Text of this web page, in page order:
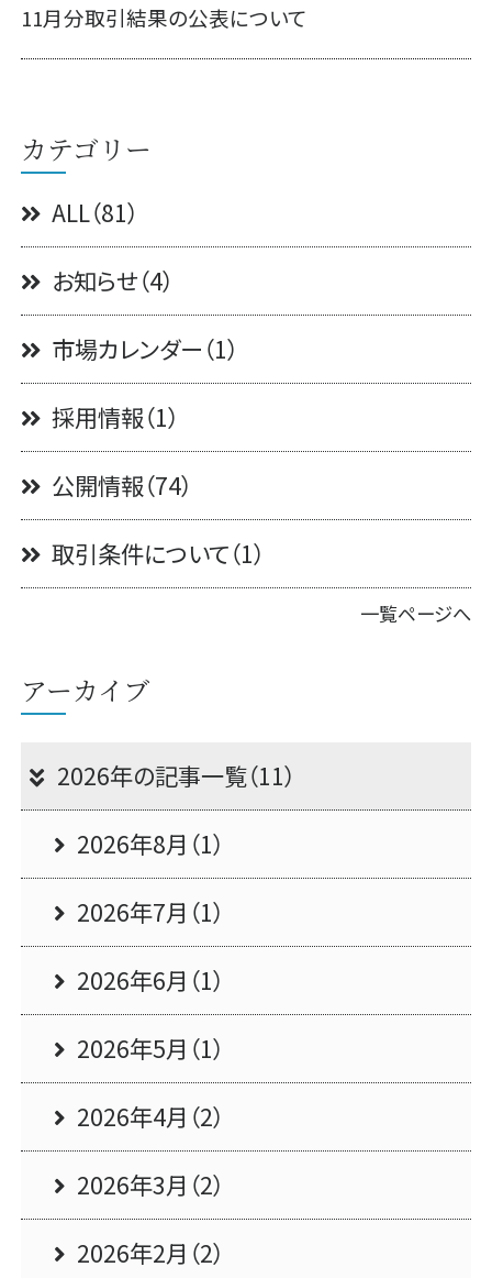
11月分取引結果の公表について
カテゴリー
ALL（81）
お知らせ（4）
市場カレンダー（1）
採用情報（1）
公開情報（74）
取引条件について（1）
一覧ページへ
アーカイブ
2026年の記事一覧（11）
2026年8月（1）
2026年7月（1）
2026年6月（1）
2026年5月（1）
2026年4月（2）
2026年3月（2）
2026年2月（2）